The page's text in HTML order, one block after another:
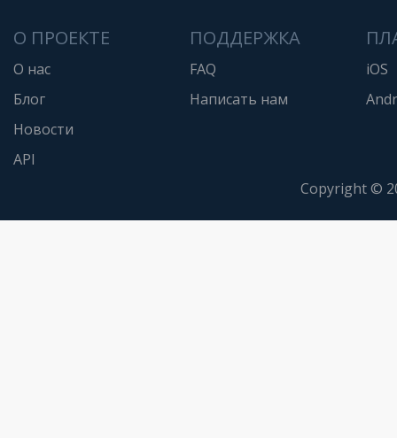
О ПРОЕКТЕ
О нас
Блог
Новости
API
ПОДДЕРЖКА
FAQ
Написать нам
iOS
Copyright ©